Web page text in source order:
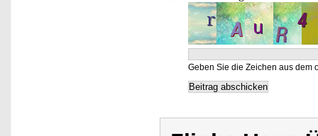
Geben Sie die Zeichen aus dem